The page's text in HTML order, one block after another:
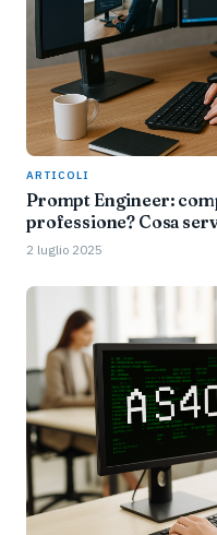
ARTICOLI
Prompt Engineer:
professione? Cosa
2 luglio 2025